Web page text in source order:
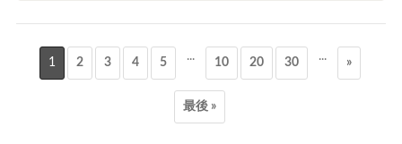
1 2 3 4 5 ... 10 20 30 ... »
最後 »